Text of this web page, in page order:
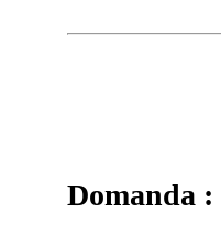
Domanda :